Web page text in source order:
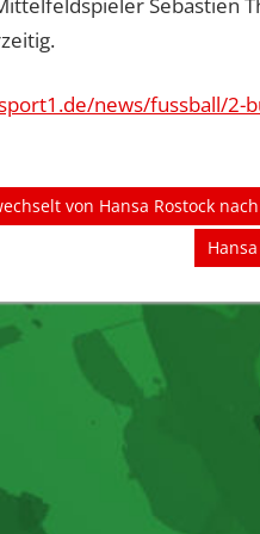
news/fussball/2-
von Hansa Rostock